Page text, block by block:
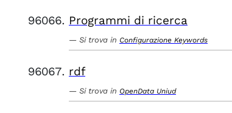
Programmi di ricerca
Si trova in Configurazione Keywords
rdf
Si trova in OpenData Uniud